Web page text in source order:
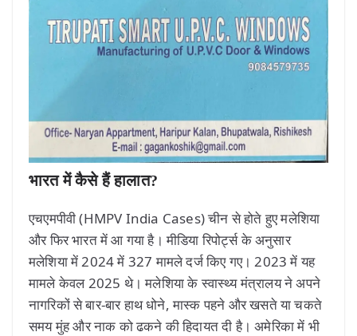
भारत में कैसे हैं हालात?
एचएमपीवी (HMPV India Cases) चीन से होते हुए मलेशिया
और फिर भारत में आ गया है। मीडिया रिपोर्ट्स के अनुसार
मलेशिया में 2024 में 327 मामले दर्ज किए गए। 2023 में यह
मामले केवल 2025 थे। मलेशिया के स्वास्थ्य मंत्रालय ने अपने
नागरिकों से बार-बार हाथ धोने, मास्क पहने और खसते या चकते
समय मुंह और नाक को ढकने की हिदायत दी है। अमेरिका में भी